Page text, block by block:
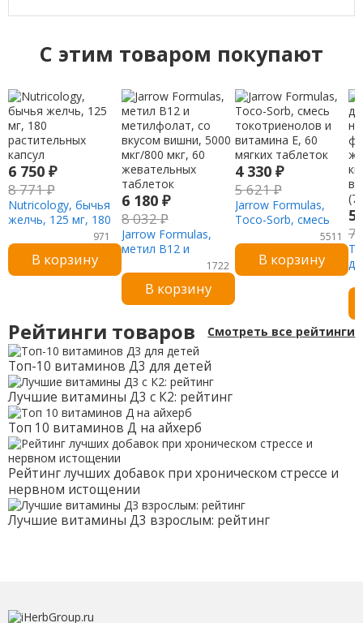
C этим товаром покупают
6 750 ₽
8 771₽
Nutricology, бычья
желчь, 125 мг, 180
капсул
971
В корзину
6 180 ₽
8 032₽
Jarrow Formulas,
метил B12 и
метилфолат, со
вкусом вишни, 5000
мкг/800 мкг, 60
жевательных
1722
В корзину
4 330 ₽
5 621₽
Jarrow Formulas,
Toco-Sorb, смесь
токотриенолов и
витамина Е, 60
мягких таблеток
5511
В корзину
5
7
Рейтинги товаров Смотреть все рейтинги
Топ-10 витаминов Д3 для детей
Лучшие витамины Д3 с К2: рейтинг
Топ 10 витаминов Д на айхерб
Рейтинг лучших добавок при хроническом стрессе и
нервном истощении
Лучшие витамины Д3 взрослым: рейтинг